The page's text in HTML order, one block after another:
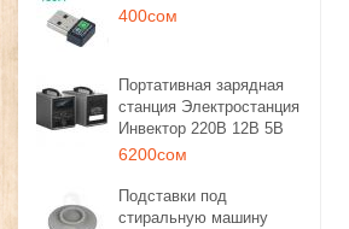
400сом
Портативная зарядная
станция Электростанция
Инвектор 220В 12В 5В
6200сом
Подставки под
стиральную машину